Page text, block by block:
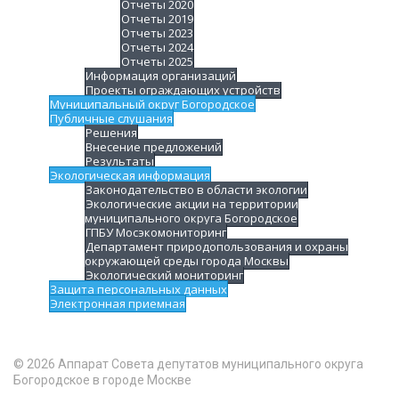
Отчеты 2020
Отчеты 2019
Отчеты 2023
Отчеты 2024
Отчеты 2025
Информация организаций
Проекты ограждающих устройств
Муниципальный округ Богородское
Публичные слушания
Решения
Внесение предложений
Результаты
Экологическая информация
Законодательство в области экологии
Экологические акции на территории
муниципального округа Богородское
ГПБУ Мосэкомониторинг
Департамент природопользования и охраны
окружающей среды города Москвы
Экологический мониторинг
Защита персональных данных
Электронная приемная
© 2026 Аппарат Совета депутатов муниципального округа
Богородское в городе Москве